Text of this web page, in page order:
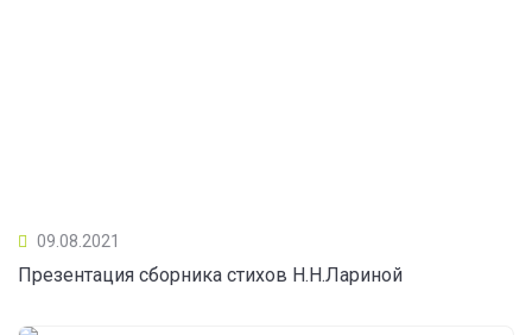
09.08.2021
Презентация сборника стихов Н.Н.Лариной